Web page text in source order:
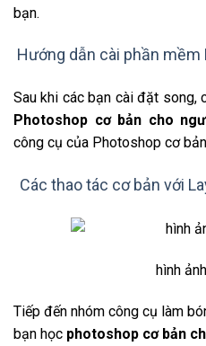
bạn.
Hướng dẫn cài phần
Sau khi các bạn cài đặt song,
Photoshop cơ bản cho
công cụ của Photoshop cơ
Các thao tác cơ bản với
hình
Tiếp đến nhóm công cụ làm
bạn học photoshop cơ bản